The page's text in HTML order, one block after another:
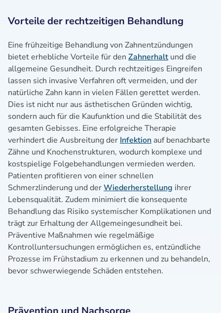
Vorteile der rechtzeitigen Behandlung
Eine frühzeitige Behandlung von Zahnentzündungen
bietet erhebliche Vorteile für den Zahnerhalt und die
allgemeine Gesundheit. Durch rechtzeitiges Eingreifen
lassen sich invasive Verfahren oft vermeiden, und der
natürliche Zahn kann in vielen Fällen gerettet werden.
Dies ist nicht nur aus ästhetischen Gründen wichtig,
sondern auch für die Kaufunktion und die Stabilität des
gesamten Gebisses. Eine erfolgreiche Therapie
verhindert die Ausbreitung der Infektion auf benachbarte
Zähne und Knochenstrukturen, wodurch komplexe und
kostspielige Folgebehandlungen vermieden werden.
Patienten profitieren von einer schnellen
Schmerzlinderung und derWiederherstellung ihrer
Lebensqualität. Zudem minimiert die konsequente
Behandlung das Risiko systemischer Komplikationen und
trägt zur Erhaltung der Allgemeingesundheit bei.
Präventive Maßnahmen wie regelmäßige
Kontrolluntersuchungen ermöglichen es, entzündliche
Prozesse im Frühstadium zu erkennen und zu behandeln,
bevor schwerwiegende Schäden entstehen.